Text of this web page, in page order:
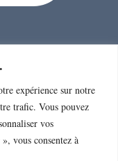
expérience sur notre
trafic. Vous pouvez
vos
vous consentez à